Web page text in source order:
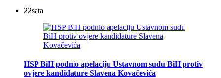
22sata
HSP BiH podnio apelaciju Ustavnom sudu BiH protiv
ovjere kandidature Slavena Kovačevića